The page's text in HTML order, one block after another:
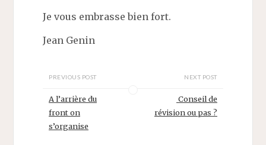
Je vous embrasse bien fort.
Jean Genin
PREVIOUS POST
A l’arrière du
front on
s’organise
NEXT POST
Conseil de
révision ou pas ?